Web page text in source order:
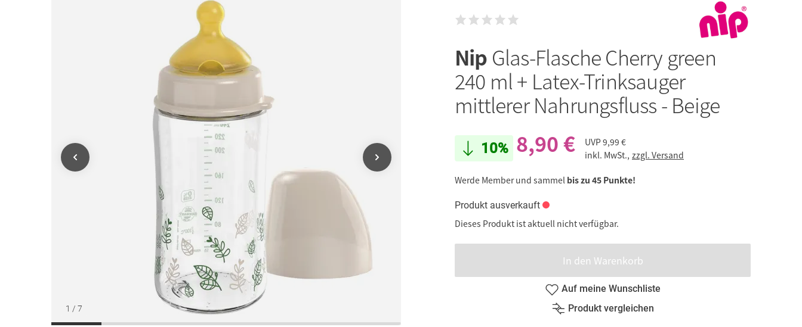
1 / 7
Nip Glas-Flasche Cherry green
240 ml + Latex-Trinksauger
mittlerer Nahrungsfluss - Beige
10% 8,90 € UVP9,99 €
inkl. MwSt., zzgl. Versand
Werde Member und sammel bis zu 45 Punkte!
Produkt ausverkauft
Dieses Produkt ist aktuell nicht verfügbar.
In den Warenkorb
Auf meine Wunschliste
Produkt vergleichen